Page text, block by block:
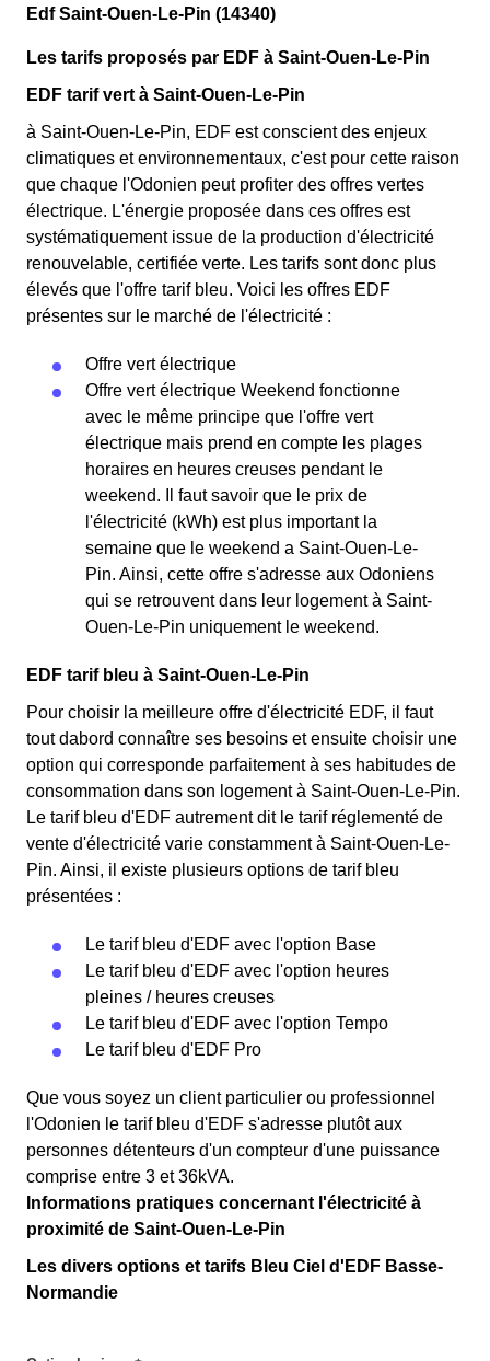
Edf Saint-Ouen-Le-Pin (14340)
Les tarifs proposés par EDF à Saint-Ouen-Le-Pin
EDF tarif vert à Saint-Ouen-Le-Pin
à Saint-Ouen-Le-Pin, EDF est conscient des enjeux
climatiques et environnementaux, c'est pour cette raison
que chaque l'Odonien peut profiter des offres vertes
électrique. L'énergie proposée dans ces offres est
systématiquement issue de la production d'électricité
renouvelable, certifiée verte. Les tarifs sont donc plus
élevés que l'offre tarif bleu. Voici les offres EDF
présentes sur le marché de l'électricité :
Offre vert électrique
Offre vert électrique Weekend fonctionne
avec le même principe que l'offre vert
électrique mais prend en compte les plages
horaires en heures creuses pendant le
weekend. Il faut savoir que le prix de
l'électricité (kWh) est plus important la
semaine que le weekend a Saint-Ouen-Le-
Pin. Ainsi, cette offre s'adresse aux Odoniens
qui se retrouvent dans leur logement à Saint-
Ouen-Le-Pin uniquement le weekend.
EDF tarif bleu à Saint-Ouen-Le-Pin
Pour choisir la meilleure offre d'électricité EDF, il faut
tout dabord connaître ses besoins et ensuite choisir une
option qui corresponde parfaitement à ses habitudes de
consommation dans son logement à Saint-Ouen-Le-Pin.
Le tarif bleu d'EDF autrement dit le tarif réglementé de
vente d'électricité varie constamment à Saint-Ouen-Le-
Pin. Ainsi, il existe plusieurs options de tarif bleu
présentées :
Le tarif bleu d'EDF avec l'option Base
Le tarif bleu d'EDF avec l'option heures
pleines / heures creuses
Le tarif bleu d'EDF avec l'option Tempo
Le tarif bleu d'EDF Pro
Que vous soyez un client particulier ou professionnel
l'Odonien le tarif bleu d'EDF s'adresse plutôt aux
personnes détenteurs d'un compteur d'une puissance
comprise entre 3 et 36kVA.
Informations pratiques concernant l'électricité à
proximité de Saint-Ouen-Le-Pin
Les divers options et tarifs Bleu Ciel d'EDF Basse-
Normandie